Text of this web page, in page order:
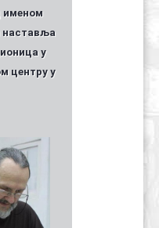
именом
наставља
у
центру у